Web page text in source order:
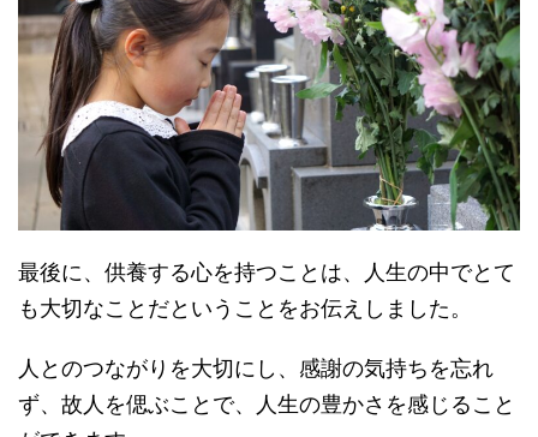
最後に、供養する心を持つことは、人生の中でとて
も大切なことだということをお伝えしました。
人とのつながりを大切にし、感謝の気持ちを忘れ
ず、故人を偲ぶことで、人生の豊かさを感じること